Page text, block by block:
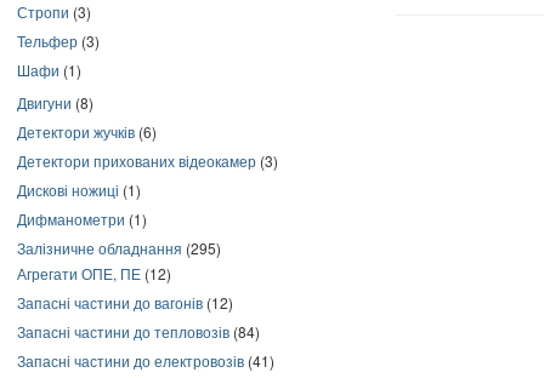
Стропи (3)
Тельфер (3)
Шафи (1)
Двигуни (8)
Детектори жучків (6)
Детектори прихованих відеокамер (3)
Дискові ножиці (1)
Дифманометри (1)
Залізничне обладнання (295)
Агрегати ОПЕ, ПЕ (12)
Запасні частини до вагонів (12)
Запасні частини до тепловозів (84)
Запасні частини до електровозів (41)